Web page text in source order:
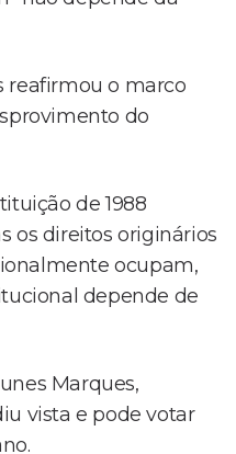
reafirmou o marco
do
de 1988
os direitos originários
ocupam,
depende de
Marques,
vista e pode votar